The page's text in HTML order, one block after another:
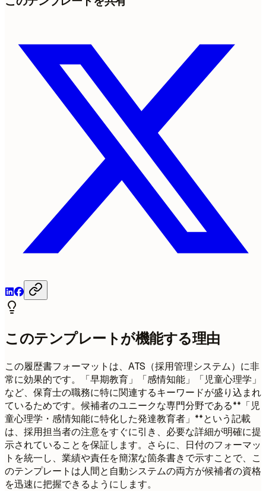
このテンプレートが機能する理由
この履歴書フォーマットは、ATS（採用管理システム）に非
常に効果的です。「早期教育」「感情知能」「児童心理学」
など、保育士の職務に特に関連するキーワードが盛り込まれ
ているためです。候補者のユニークな専門分野である**「児
童心理学・感情知能に特化した発達教育者」**という記載
は、採用担当者の注意をすぐに引き、必要な詳細が明確に提
示されていることを保証します。さらに、日付のフォーマッ
トを統一し、業績や責任を簡潔な箇条書きで示すことで、こ
のテンプレートは人間と自動システムの両方が候補者の資格
を迅速に把握できるようにします。